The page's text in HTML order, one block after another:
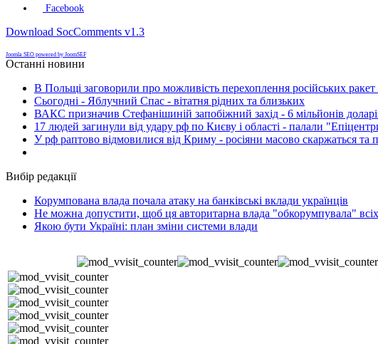
Facebook
Download SocComments v1.3
Joomla SEO powered by JoomSEF
Останні новини
В Польщі заговорили про можливість перехоплення російських
Сьогодні - Яблучний Спас - вітатня рідних та близьких
ВАКС призначив Стефанішиній запобіжний захід - 6 мільйонів
17 людей загинули від удару рф по Києву і області - палали
У рф раптово відмовилися від Криму - росіяни масово скаржаться та
Вибір редакції
Корумпована влада почала атаку на банківські вклади українців
Не можна допустити, щоб ця авторитарна влада "обкорумпувала"
Якою бути Україні: план зміни системи влади